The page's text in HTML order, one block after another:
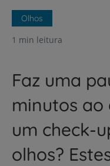
Olhos
1 min leitura
Faz uma
minutos ao
um check-
olhos?